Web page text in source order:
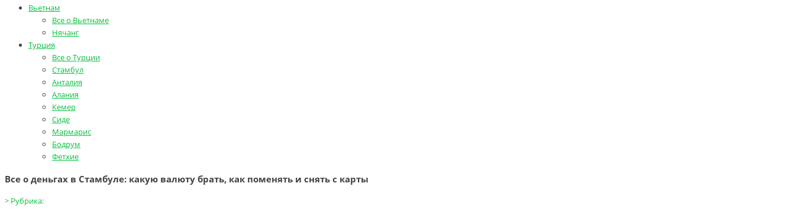
Вьетнам
Все о Вьетнаме
Нячанг
Турция
Все о Турции
Стамбул
Анталия
Алания
Кемер
Сиде
Мармарис
Бодрум
Фетхие
Все о деньгах в Стамбуле: какую валюту брать, как поменять и снять с карты
> Рубрика: